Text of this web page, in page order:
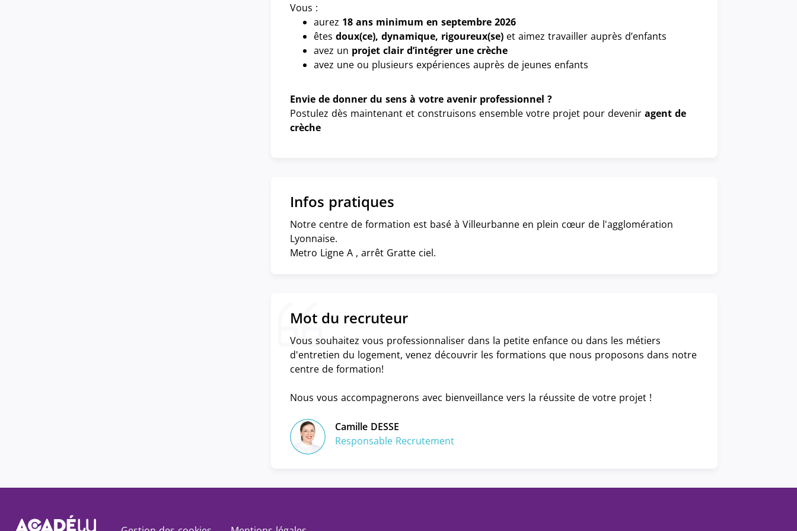
Vous :
aurez 18 ans minimum en septembre 2026
êtes doux(ce), dynamique, rigoureux(se)et aimez travailler auprès d’enfants
avez un projet clair d’intégrer une crèche
avez une ou plusieurs expériences auprès de jeunes enfants
Envie de donner du sens à votre avenir professionnel ?
Postulez dès maintenant et construisons ensemble votre projet pour devenir agent de
crèche
Infos pratiques
Notre centre de formation est basé à Villeurbanne en plein cœur de l'agglomération
Lyonnaise.
Metro Ligne A , arrêt Gratte ciel.
Mot du recruteur
Vous souhaitez vous professionnaliser dans la petite enfance ou dans les métiers
d'entretien du logement, venez découvrir les formations que nous proposons dans notre
centre de formation!
Nous vous accompagnerons avec bienveillance vers la réussite de votre projet !
Camille DESSE
Responsable Recrutement